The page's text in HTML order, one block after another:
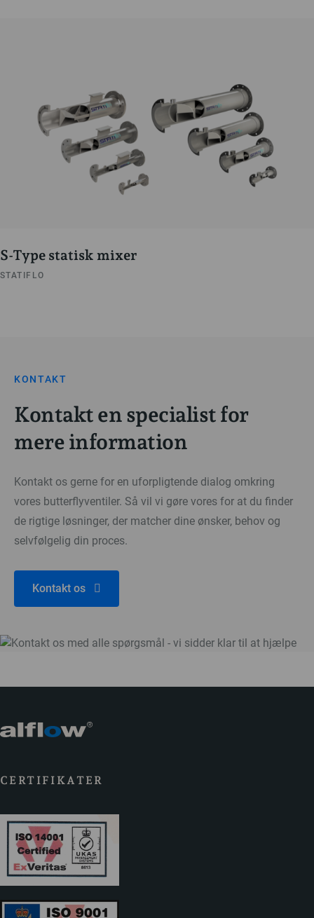
S-Type statisk mixer
STATIFLO
KONTAKT
Kontakt en specialist for
mere information
Kontakt os gerne for en uforpligtende dialog omkring
vores butterflyventiler. Så vil vi gøre vores for at du finder
de rigtige løsninger, der matcher dine ønsker, behov og
selvfølgelig din proces.
Kontakt os
CERTIFIKATER